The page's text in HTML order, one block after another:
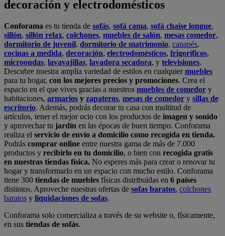
decoración y electrodomésticos
Conforama es tu tienda de sofás, sofá cama, sofá chaise longue,
sillón, sillón relax, colchones, muebles de salón, mesas comedor,
dormitorio de juvenil, dormitorio de matrimonio, canapés,
cocinas a medida, decoración, electrodomésticos, frigoríficos,
microondas, lavavajillas, lavadora secadora, y televisiones.
Descubre nuestra amplia variedad de estilos en cualquiermuebles
para tu hogar, con los mejores precios y promociones. Crea el
espacio en el que vives gracias a nuestros muebles de comedor y
habitaciones, armarios y zapateros, mesas de comedor y sillas de
escritorio. Además, podrás decorar tu casa con multitud de
artículos, tener el mejor ocio con los productos de imagen y sonido
y aprovechar tu jardín en las épocas de buen tiempo. Conforama
realiza el servicio de envío a domicilio como recogida en tienda.
Podrás comprar online entre nuestra gama de más de 7.000
productos y recibirlo en tu domicilio, o bien con recogida gratis
en nuestras tiendas física. No esperes más para crear o renovar tu
hogar y transformarlo en un espacio con mucho estilo. Conforama
tiene 300 tiendas de muebles físicas distribuidas en 6 países
distintos. Aproveche nuestras ofertas de sofas baratos, colchones
baratos y liquidaciones de sofas.
Conforama solo comercializa a través de su website o, físicamente,
en sus tiendas de sofás.